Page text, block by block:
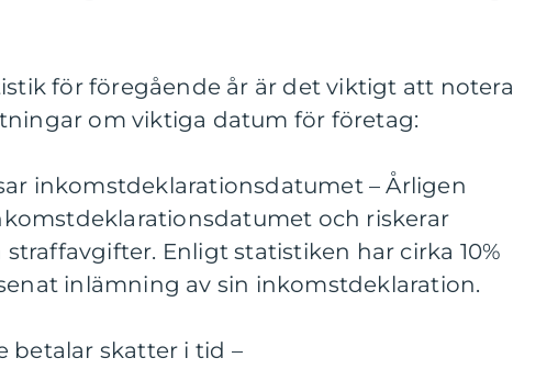
för föregående år är det viktigt att notera
om viktiga datum för företag:
inkomstdeklarationsdatumet – Årligen
och riskerar
Enligt statistiken har cirka 10%
inlämning av sin inkomstdeklaration.
betalar skatter i tid –